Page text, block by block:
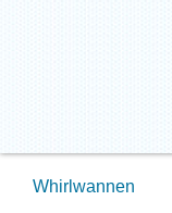
Whirlwannen